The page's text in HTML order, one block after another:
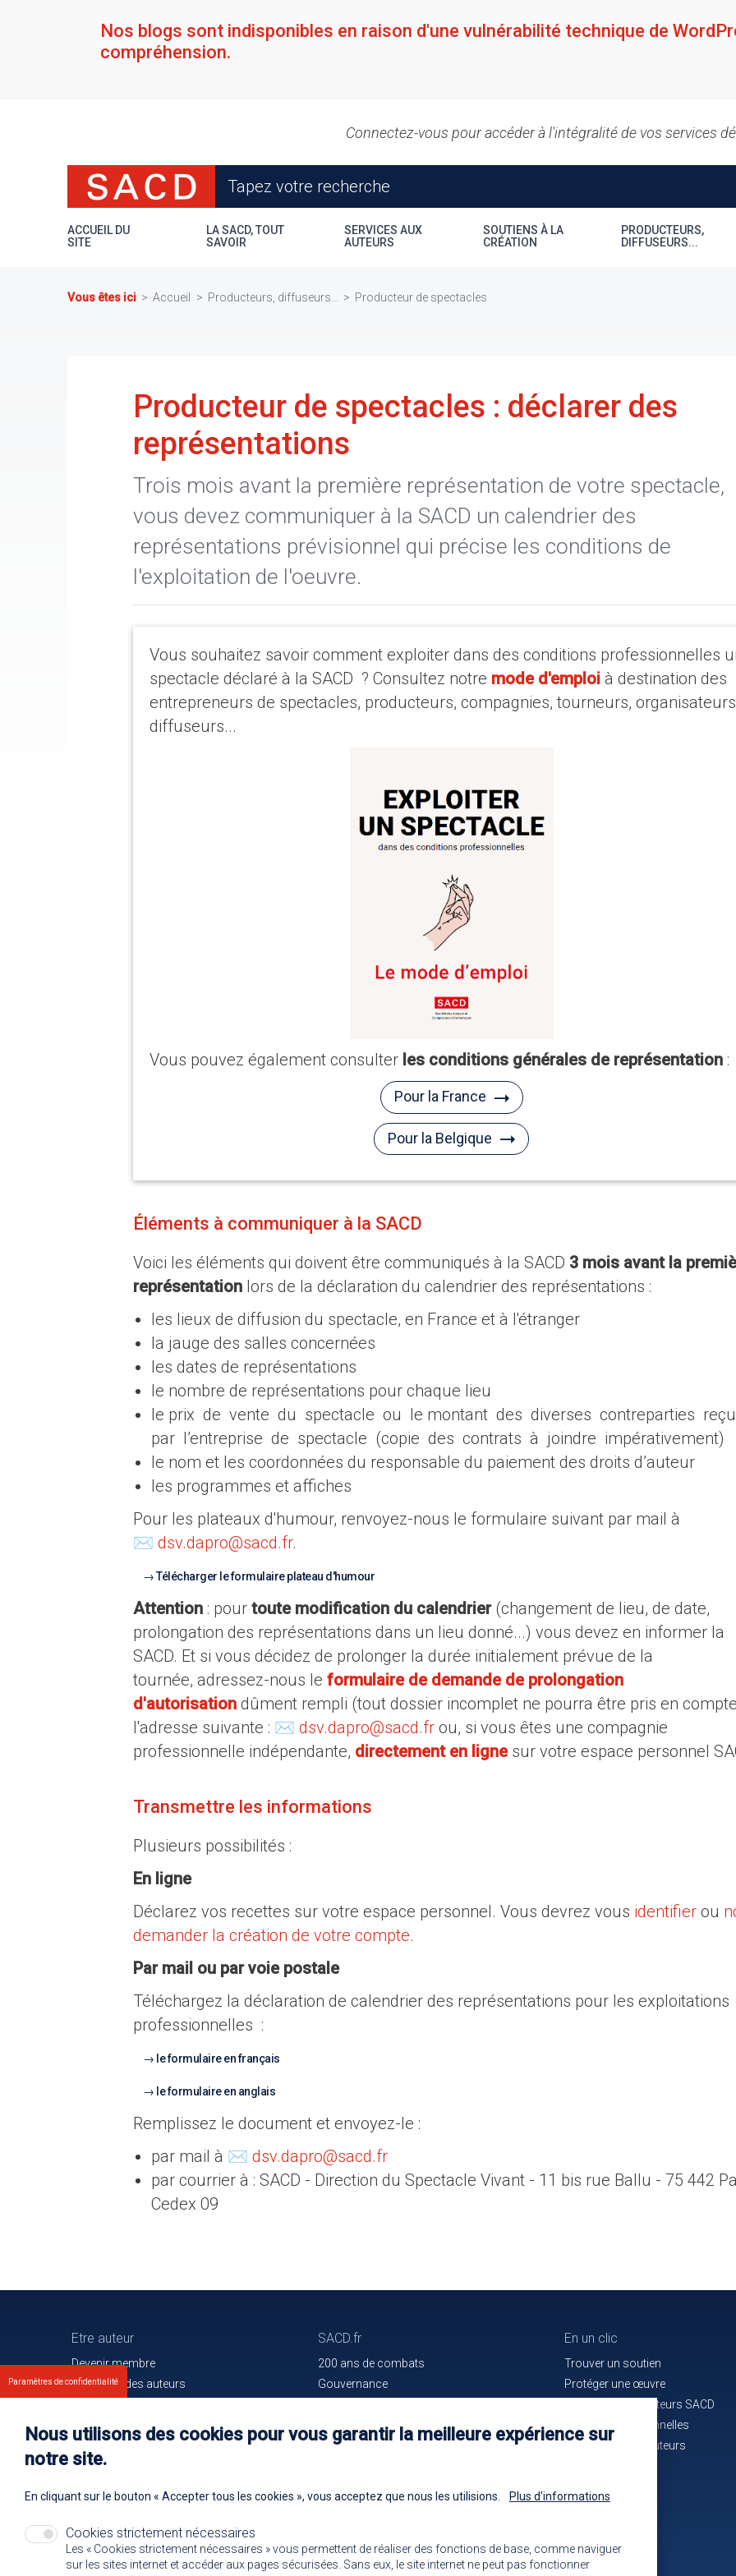
Nos blogs sont indisponibles en raison d'une vulnérabilité technique de
compréhension.
Connectez-vous pour accéder à l'intégralité de vos services
ACCUEIL DU
SITE
LA SACD, TOUT
SAVOIR
SERVICES AUX
AUTEURS
SOUTIENS À LA
CRÉATION
PRODUCTEURS,
DIFFUSEURS...
Vous êtes ici Accueil Producteurs, diffuseurs... Producteur de spectacles
Producteur de spectacles : déclarer des
représentations
Trois mois avant la première représentation de votre spectacle,
vous devez communiquer à la SACD un calendrier des
représentations prévisionnel qui précise les conditions de
l'exploitation de l'oeuvre.
Vous souhaitez savoir comment exploiter dans des conditions professionnelles
spectacle déclaré à la SACD ? Consultez notre mode d'emploi à destination des
entrepreneurs de spectacles, producteurs, compagnies, tourneurs,
diffuseurs...
Vous pouvez également consulter les conditions générales de représentation :
Pour la France
Pour la Belgique
Éléments à communiquer à la SACD
Voici les éléments qui doivent être communiqués à la SACD 3 mois avant la
représentation lors de la déclaration du calendrier des représentations :
les lieux de diffusion du spectacle, en France et à l'étranger
la jauge des salles concernées
les dates de représentations
le nombre de représentations pour chaque lieu
le prix de vente du spectacle ou le montant des diverses contreparties
par l’entreprise de spectacle (copie des contrats à joindre impérativement)
le nom et les coordonnées du responsable du paiement des droits d’auteur
les programmes et affiches
Pour les plateaux d'humour, renvoyez-nous le formulaire suivant par mail à
✉ dsv.dapro@sacd.fr.
Télécharger le formulaire plateau d'humour
Attention : pour toute modification du calendrier(changement de lieu, de date,
prolongation des représentations dans un lieu donné...) vous devez en informer la
SACD. Et si vous décidez de prolonger la durée initialement prévue de la
tournée, adressez-nous le formulaire de demande de prolongation
d'autorisation dûment rempli (tout dossier incomplet ne pourra être pris en
l'adresse suivante : ✉ dsv.dapro@sacd.fr ou, si vous êtes une compagnie
professionnelle indépendante, directement en ligne sur votre espace personnel
Transmettre les informations
Plusieurs possibilités :
En ligne
Déclarez vos recettes sur votre espace personnel. Vous devrez vous identifier ou
demander la création de votre compte.
Par mail ou par voie postale
Téléchargez la déclaration de calendrier des représentations pour les exploitations
professionnelles :
le formulaire en français
le formulaire en anglais
Remplissez le document et envoyez-le :
par mail à ✉ dsv.dapro@sacd.fr
par courrier à : SACD - Direction du Spectacle Vivant - 11 bis rue Ballu - 75 442
Cedex 09
Etre auteur
Devenir membre
Les droits des auteurs
Nos membres
SACD.fr
200 ans de combats
Gouvernance
Communiqués de presse
Oeuvres en cours d'identification
En un clic
Trouver un soutien
Protéger une œuvre
La maison des auteurs SACD
Alertes professionnelles
La mutuelle des auteurs
Paramètres de confidentialité
Nous utilisons des cookies pour vous garantir la meilleure expérience sur
notre site.
En cliquant sur le bouton « Accepter tous les cookies », vous acceptez que nous les utilisions. Plus d'informations
Cookies strictement nécessaires
Les « Cookies strictement nécessaires » vous permettent de réaliser des fonctions de base, comme naviguer
sur les sites internet et accéder aux pages sécurisées. Sans eux, le site internet ne peut pas fonctionner